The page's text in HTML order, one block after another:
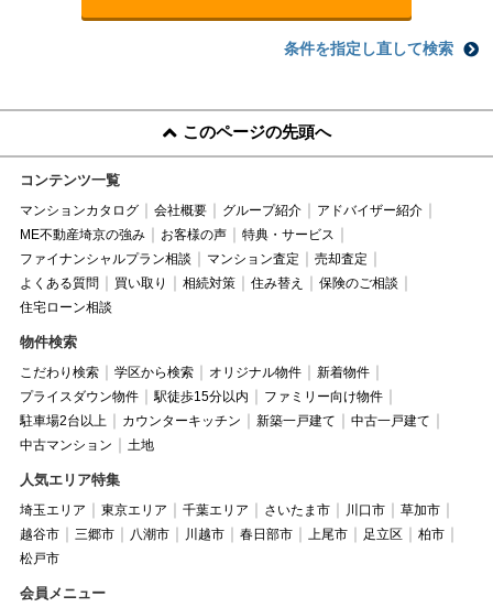
条件を指定し直して検索
このページの先頭へ
コンテンツ一覧
マンションカタログ 会社概要 グループ紹介
アドバイザー紹介
ME不動産埼京の強み
お客様の声
特典・サービス
ファイナンシャルプラン相談
マンション査定
売却査定
よくある質問
買い取り 相続対策 住み替え
保険のご相談
住宅ローン相談
物件検索
こだわり検索 学区から検索 オリジナル物件
新着物件
プライスダウン物件
駅徒歩15分以内
ファミリー向け物件
駐車場2台以上
カウンターキッチン 新築一戸建て
中古一戸建て
中古マンション
土地
人気エリア特集
埼玉エリア 東京エリア 千葉エリア さいたま市 川口市
草加市
越谷市
三郷市 八潮市 川越市 春日部市 上尾市 足立区
柏市
松戸市
会員メニュー